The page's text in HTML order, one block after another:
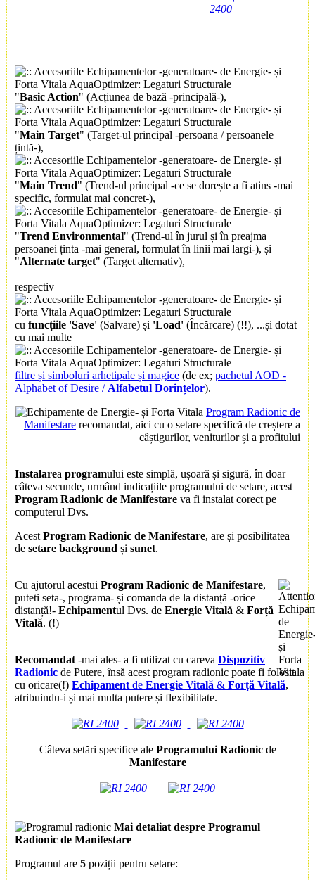
"Basic Action" (Acțiunea de bază -principală-),
"Main Target" (Target-ul principal -persoana / persoanele
țintă-),
"Main Trend" (Trend-ul principal -ce se dorește a fi atins -mai
specific, formulat mai concret-),
"Trend Environmental" (Trend-ul în jurul și în preajma
persoanei ținta -mai general, formulat în linii mai largi-), și
"Alternate target" (Target alternativ),
respectiv
cu funcțiile 'Save' (Salvare) și 'Load' (Încărcare) (!!), ...și dotat
cu mai multe
filtre și simboluri arhetipale și magice (de ex; pachetul AOD -
Alphabet of Desire / Alfabetul Dorințelor).
Program Radionic de
Manifestare recomandat, aici cu o setare specifică de creștere a
câștigurilor, veniturilor și a profitului
Instalarea programului este simplă, ușoară și sigură, în doar
câteva secunde, urmând indicațiile programului de setare, acest
Program Radionic de Manifestare va fi instalat corect pe
computerul Dvs.
Acest Program Radionic de Manifestare, are și posibilitatea
de setare background și sunet.
Cu ajutorul acestui Program Radionic de Manifestare,
puteti seta-, programa- și comanda de la distanță -orice
distanță!- Echipamentul Dvs. de Energie Vitală & Forță
Vitală. (!)
Recomandat -mai ales- a fi utilizat cu careva Dispozitiv
Radionic de Putere, însă acest program radionic poate fi folosit
cu oricare(!) Echipament de Energie Vitală & Forță Vitală,
atribuindu-i și mai multa putere și flexibilitate.
Câteva setări specifice ale Programului Radionicde
Manifestare
Mai detaliat despre Programul
Radionic de Manifestare
Programul are 5 poziții pentru setare: